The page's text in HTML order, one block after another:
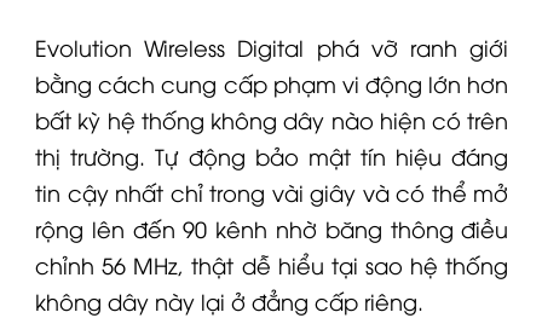
Evolution Wireless Digital phá vỡ ranh giới
bằng cách cung cấp phạm vi động lớn hơn
bất kỳ hệ thống không dây nào hiện có trên
thị trường. Tự động bảo mật tín hiệu đáng
tin cậy nhất chỉ trong vài giây và có thể mở
rộng lên đến 90 kênh nhờ băng thông điều
chỉnh 56 MHz, thật dễ hiểu tại sao hệ thống
không dây này lại ở đẳng cấp riêng.